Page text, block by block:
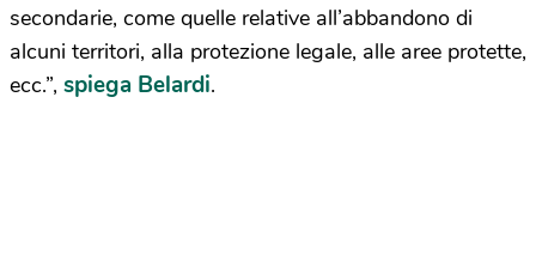
secondarie, come quelle relative all’abbandono di
alcuni territori, alla protezione legale, alle aree protette,
ecc.”, spiega Belardi.